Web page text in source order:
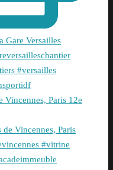
Vincennes, Paris 12e